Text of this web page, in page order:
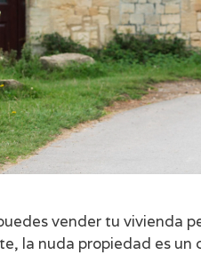
vender tu vivienda
la nuda propiedad es